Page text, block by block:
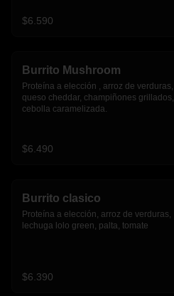
$6.590
Burrito Mushroom
Proteína a elección , arroz de verduras,
queso cheddar, champiñones grillados,
cebolla caramelizada.
$6.490
Burrito clasico
Proteína a elección, arroz de verduras,
lechuga lolo green, palta, tomate
$6.390